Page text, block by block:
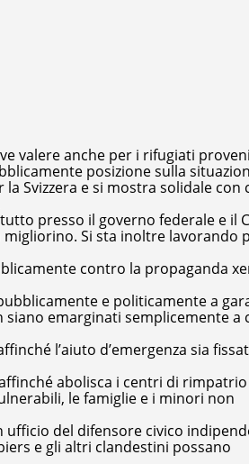
valere anche per i rifugiati
posizione sulla
Svizzera e si mostra solidale con
presso il governo federale e il
Si sta inoltre lavorando
contro la propaganda
e politicamente a
emarginati semplicemente a
l’aiuto d’emergenza sia
abolisca i centri di
le famiglie e i minori non
ufficio del difensore civico
e gli altri clandestini possano